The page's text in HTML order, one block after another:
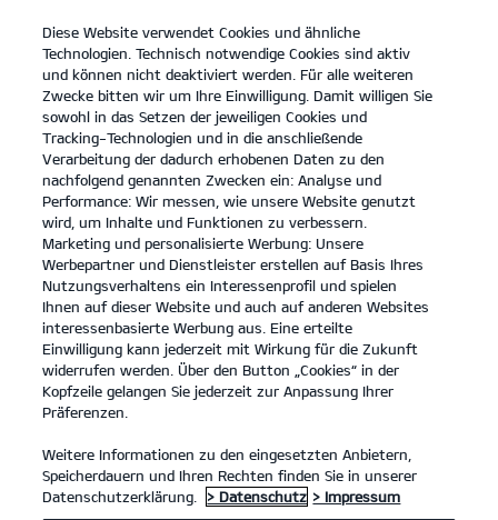
open
menu
KONTAKT
Der Kia EV6 GT
Konfigurator
... ... DER KIA EV6 GT
Der neue Kia EV6 GT.
Von Natur aus kraftvoll.
Diese Website verwendet Cookies und ähnliche
Technologien. Technisch notwendige Cookies sind aktiv
und können nicht deaktiviert werden. Für alle weiteren
Zwecke bitten wir um Ihre Einwilligung. Damit willigen Sie
sowohl in das Setzen der jeweiligen Cookies und
Tracking-Technologien und in die anschließende
Verarbeitung der dadurch erhobenen Daten zu den
nachfolgend genannten Zwecken ein: Analyse und
Performance: Wir messen, wie unsere Website genutzt
wird, um Inhalte und Funktionen zu verbessern.
Marketing und personalisierte Werbung: Unsere
Werbepartner und Dienstleister erstellen auf Basis Ihres
Nutzungsverhaltens ein Interessenprofil und spielen
Ihnen auf dieser Website und auch auf anderen Websites
interessenbasierte Werbung aus. Eine erteilte
Einwilligung kann jederzeit mit Wirkung für die Zukunft
widerrufen werden. Über den Button „Cookies“ in der
Kopfzeile gelangen Sie jederzeit zur Anpassung Ihrer
Präferenzen.
Weitere Informationen zu den eingesetzten Anbietern,
Speicherdauern und Ihren Rechten finden Sie in unserer
Datenschutzerklärung.
> Datenschutz > Impressum